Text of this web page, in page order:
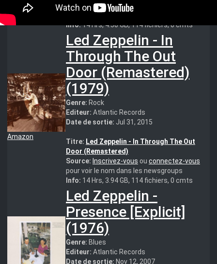
Amazon
Source: Inscrivez-vous
pour voir le nom dans les newsgroups
Info:14 Hrs, 4.50 GB, 114 fichiers, 0 cmts
Amazon
Led Zeppelin - In
Through The Out
Door (Remastered)
(1979)
Genre: Rock
Editeur: Atlantic Records
Date de sortie: Jul 31, 2015
Titre: Led Zeppelin - In Through The Out
Door (Remastered)
Source: Inscrivez-vous ou connectez-vous
pour voir le nom dans les newsgroups
Info: 14 Hrs, 3.94 GB, 114 fichiers, 0 cmts
Led Zeppelin -
Presence [Explicit]
(1976)
Genre: Blues
Editeur: Atlantic Records
Date de sortie: Nov 12, 2007